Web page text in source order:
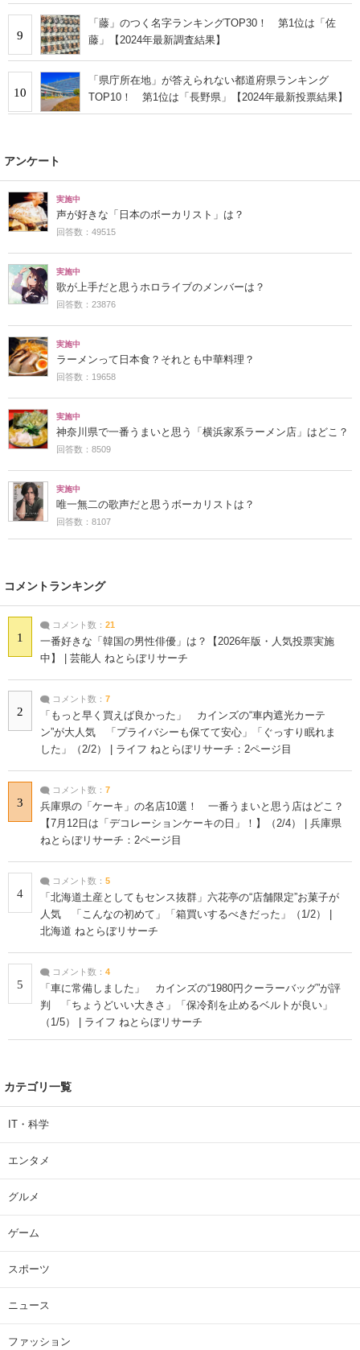
9
「藤」のつく名字ランキングTOP30！ 第1位は「佐
藤」【2024年最新調査結果】
10
「県庁所在地」が答えられない都道府県ランキング
TOP10！ 第1位は「長野県」【2024年最新投票結果】
アンケート
実施中
声が好きな「日本のボーカリスト」は？
回答数：49515
実施中
歌が上手だと思うホロライブのメンバーは？
回答数：23876
実施中
ラーメンって日本食？それとも中華料理？
回答数：19658
実施中
神奈川県で一番うまいと思う「横浜家系ラーメン店」はどこ？
回答数：8509
実施中
唯一無二の歌声だと思うボーカリストは？
回答数：8107
コメントランキング
1
コメント数： 21
一番好きな「韓国の男性俳優」は？【2026年版・人気投票実施
中】 | 芸能人 ねとらぼリサーチ
2
コメント数： 7
「もっと早く買えば良かった」 カインズの“車内遮光カーテ
ン”が大人気 「プライバシーも保てて安心」「ぐっすり眠れま
した」（2/2） | ライフ ねとらぼリサーチ：2ページ目
3
コメント数： 7
兵庫県の「ケーキ」の名店10選！ 一番うまいと思う店はどこ？
【7月12日は「デコレーションケーキの日」！】（2/4） | 兵庫県
ねとらぼリサーチ：2ページ目
4
コメント数： 5
「北海道土産としてもセンス抜群」六花亭の“店舗限定”お菓子が
人気 「こんなの初めて」「箱買いするべきだった」（1/2） |
北海道 ねとらぼリサーチ
5
コメント数： 4
「車に常備しました」 カインズの“1980円クーラーバッグ”が評
判 「ちょうどいい大きさ」「保冷剤を止めるベルトが良い」
（1/5） | ライフ ねとらぼリサーチ
カテゴリ一覧
IT・科学
エンタメ
グルメ
ゲーム
スポーツ
ニュース
ファッション